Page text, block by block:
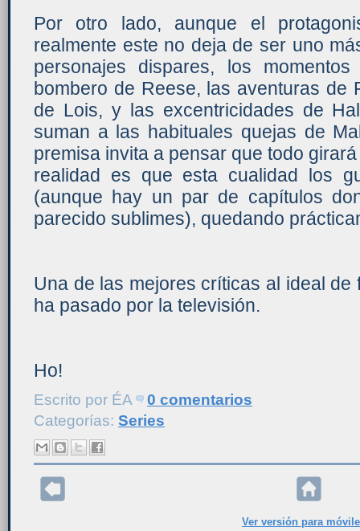
Por otro lado, aunque el
realmente este no deja de ser uno
personajes dispares, los
bombero de Reese, las aventuras de
de Lois, y las excentricidades de
suman a las habituales quejas de
premisa invita a pensar que todo
realidad es que esta cualidad los
(aunque hay un par de capítulos
parecido sublimes), quedando
Una de las mejores críticas al ideal de
ha pasado por la televisión.
Ho!
Escrito por ÉA
0 comentarios
Categorías: Series
Ver versión para